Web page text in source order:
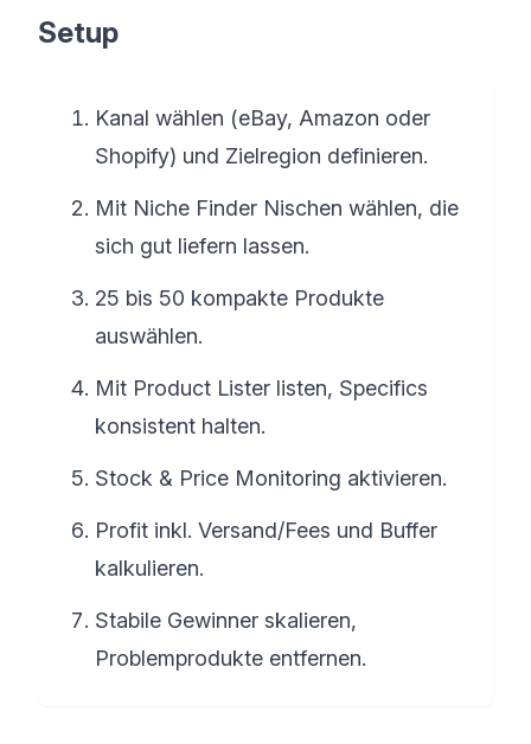
Setup
Kanal wählen (eBay, Amazon oder
Shopify) und Zielregion definieren.
Mit Niche Finder Nischen wählen, die
sich gut liefern lassen.
25 bis 50 kompakte Produkte
auswählen.
Mit Product Lister listen, Specifics
konsistent halten.
Stock & Price Monitoring aktivieren.
Profit inkl. Versand/Fees und Buffer
kalkulieren.
Stabile Gewinner skalieren,
Problemprodukte entfernen.